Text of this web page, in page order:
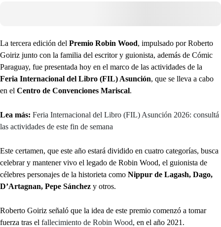
La tercera edición del Premio Robin Wood, impulsado por Roberto
Goiriz junto con la familia del escritor y guionista, además de Cómic
Paraguay, fue presentada hoy en el marco de las actividades de la
Feria Internacional del Libro (FIL) Asunción, que se lleva a cabo
en el Centro de Convenciones Mariscal.
Lea más: Feria Internacional del Libro (FIL) Asunción 2026: consultá
las actividades de este fin de semana
Este certamen, que este año estará dividido en cuatro categorías, busca
celebrar y mantener vivo el legado de Robin Wood, el guionista de
célebres personajes de la historieta como Nippur de Lagash, Dago,
D’Artagnan, Pepe Sánchez y otros.
Roberto Goiriz señaló que la idea de este premio comenzó a tomar
fuerza tras el fallecimiento de Robin Wood, en el año 2021.